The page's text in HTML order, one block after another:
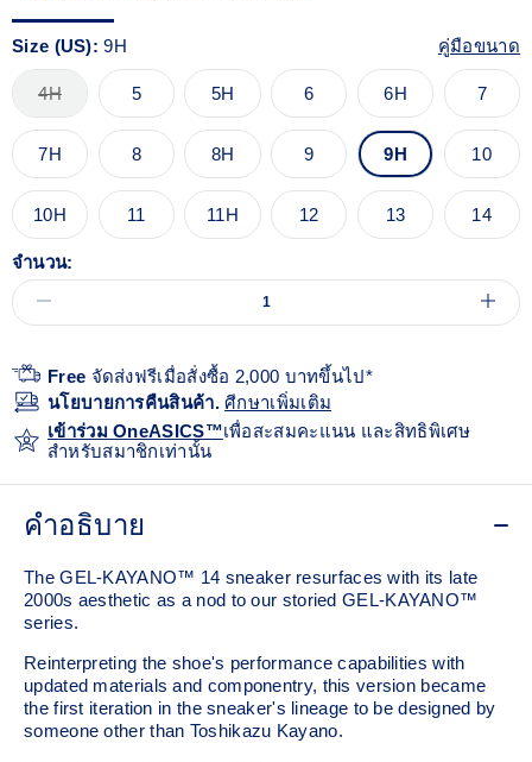
Size (US):9H คู่มือขนาด
4H 5 5H 6 6H 7
7H 8 8H 9 9H 10
10H 11 11H 12 13 14
จำนวน:
Free จัดส่งฟรีเมื่อสั่งซื้อ 2,000 บาทขึ้นไป*
นโยบายการคืนสินค้า.ศีกษาเพิ่มเติม
เข้าร่วม OneASICS™เพื่อสะสมคะแนน และสิทธิพิเศษ
สำหรับสมาชิกเท่านั้น
คำอธิบาย
The GEL-KAYANO™ 14 sneaker resurfaces with its late
2000s aesthetic as a nod to our storied GEL-KAYANO™
series.
Reinterpreting the shoe's performance capabilities with
updated materials and componentry, this version became
the first iteration in the sneaker's lineage to be designed by
someone other than Toshikazu Kayano.